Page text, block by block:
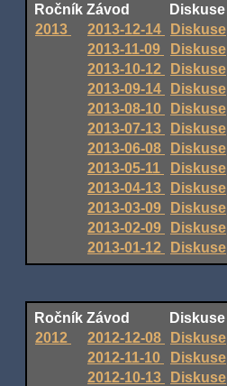
Ročník Závod
Diskuse
2013
2013-12-14
Diskuse
2013-11-09
Diskuse
2013-10-12
Diskuse
2013-09-14
Diskuse
2013-08-10
Diskuse
2013-07-13
Diskuse
2013-06-08
Diskuse
2013-05-11
Diskuse
2013-04-13
Diskuse
2013-03-09
Diskuse
2013-02-09
Diskuse
2013-01-12
Diskuse
Ročník Závod
Diskuse
2012
2012-12-08
Diskuse
2012-11-10
Diskuse
2012-10-13
Diskuse